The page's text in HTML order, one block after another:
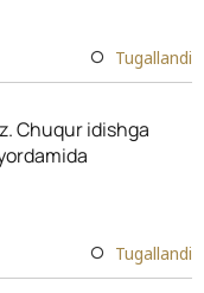
Tugallandi
Chuqur idishga
Tugallandi